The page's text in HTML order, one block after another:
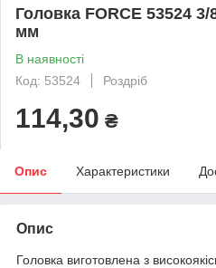
Головка FORCE 53524
мм
В наявності
Код: 53524
Роздріб
114,30 ₴
Опис Характеристики
Опис
Головка виготовлена з